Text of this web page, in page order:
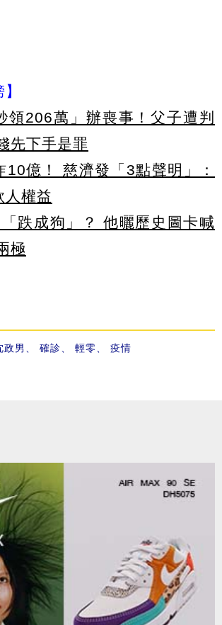
領206萬」辦喪事！父子遭判
先下手是罪
10億！ 慈濟發「3點聲明」：
人權益
跌成狗」？ 他曬歷史圖卡喊
極
政男 確診 輕零 疫情